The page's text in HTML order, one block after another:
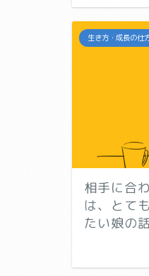
生き方・成長の仕
相手に合
は、とて
たい娘の話